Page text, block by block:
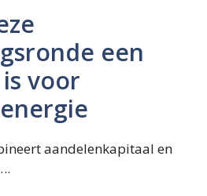
een
voor
aandelenkapitaal en